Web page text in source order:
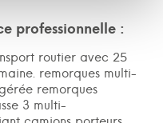
professionnelle :
routier avec 25
remorques multi-
remorques
3 multi-